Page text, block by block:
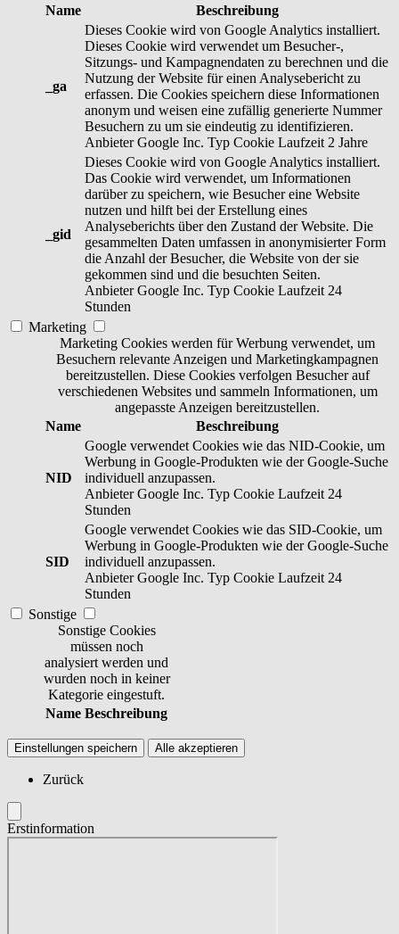
Name
Beschreibung
_ga
Dieses Cookie wird von Google Analytics installiert.
Dieses Cookie wird verwendet um Besucher-,
Sitzungs- und Kampagnendaten zu berechnen und die
Nutzung der Website für einen Analysebericht zu
erfassen. Die Cookies speichern diese Informationen
anonym und weisen eine zufällig generierte Nummer
Besuchern zu um sie eindeutig zu identifizieren.
Anbieter Google Inc. Typ Cookie Laufzeit 2 Jahre
_gid
Dieses Cookie wird von Google Analytics installiert.
Das Cookie wird verwendet, um Informationen
darüber zu speichern, wie Besucher eine Website
nutzen und hilft bei der Erstellung eines
Analyseberichts über den Zustand der Website. Die
gesammelten Daten umfassen in anonymisierter Form
die Anzahl der Besucher, die Website von der sie
gekommen sind und die besuchten Seiten.
Anbieter Google Inc. Typ Cookie Laufzeit 24
Stunden
Marketing
Marketing Cookies werden für Werbung verwendet, um
Besuchern relevante Anzeigen und Marketingkampagnen
bereitzustellen. Diese Cookies verfolgen Besucher auf
verschiedenen Websites und sammeln Informationen, um
angepasste Anzeigen bereitzustellen.
Name
Beschreibung
NID
Google verwendet Cookies wie das NID-Cookie, um
Werbung in Google-Produkten wie der Google-Suche
individuell anzupassen.
Anbieter Google Inc. Typ Cookie Laufzeit 24
Stunden
SID
Google verwendet Cookies wie das SID-Cookie, um
Werbung in Google-Produkten wie der Google-Suche
individuell anzupassen.
Anbieter Google Inc. Typ Cookie Laufzeit 24
Stunden
Sonstige
Sonstige Cookies
müssen noch
analysiert werden und
wurden noch in keiner
Kategorie eingestuft.
Name Beschreibung
Einstellungen speichern Alle akzeptieren
Zurück
Erstinformation